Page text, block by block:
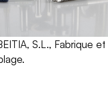
S.L., Fabrique